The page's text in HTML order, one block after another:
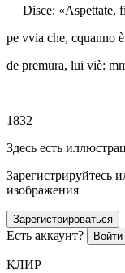
Disce: «Aspettate,
pe vvia che, cquanno
de premura, lui viè:
1832
Здесь есть
Зарегистрируйтесь
изображения
Зарегистрироваться
Есть аккаунт? Войти
КЛИР